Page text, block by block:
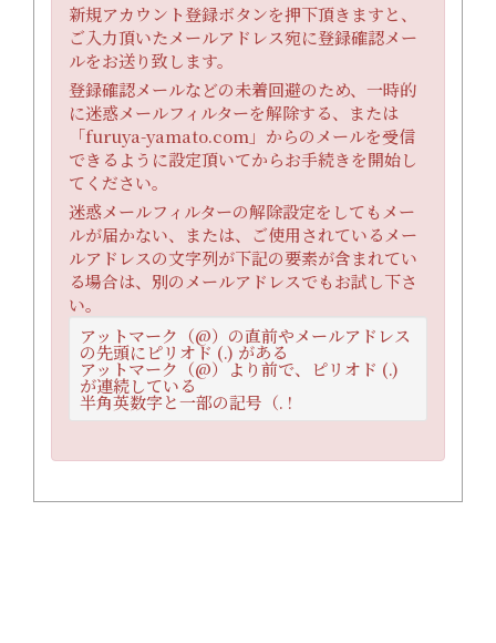
新規アカウント登録ボタンを押下頂きますと、
ご入力頂いたメールアドレス宛に登録確認メー
ルをお送り致します。
登録確認メールなどの未着回避のため、一時的
に迷惑メールフィルターを解除する、または
「furuya-yamato.com」からのメールを受信
できるように設定頂いてからお手続きを開始し
てください。
迷惑メールフィルターの解除設定をしてもメー
ルが届かない、または、ご使用されているメー
ルアドレスの文字列が下記の要素が含まれてい
る場合は、別のメールアドレスでもお試し下さ
い。
アットマーク（@）の直前やメールアドレス
の先頭にピリオド (.) がある
アットマーク（@）より前で、ピリオド (.)
が連続している
半角英数字と一部の記号（. !